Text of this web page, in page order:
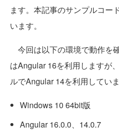
ます。本記事のサンプルコー
います。
今回は以下の環境で動作を
はAngular 16を利用しますが
ルでAngular 14を利用していま
Windows 10 64bit版
Angular 16.0.0、14.0.7